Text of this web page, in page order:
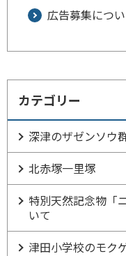
広告募集につ
カテゴリー
深津のザゼンソウ
北赤塚一里塚
特別天然記念物「
いて
津田小学校のモク